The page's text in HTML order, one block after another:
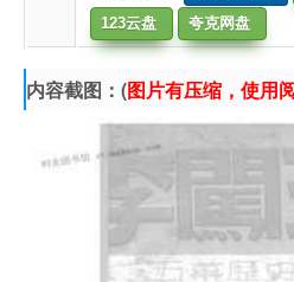
123云盘
夸克网盘
内容截图：(图片有压缩，使用